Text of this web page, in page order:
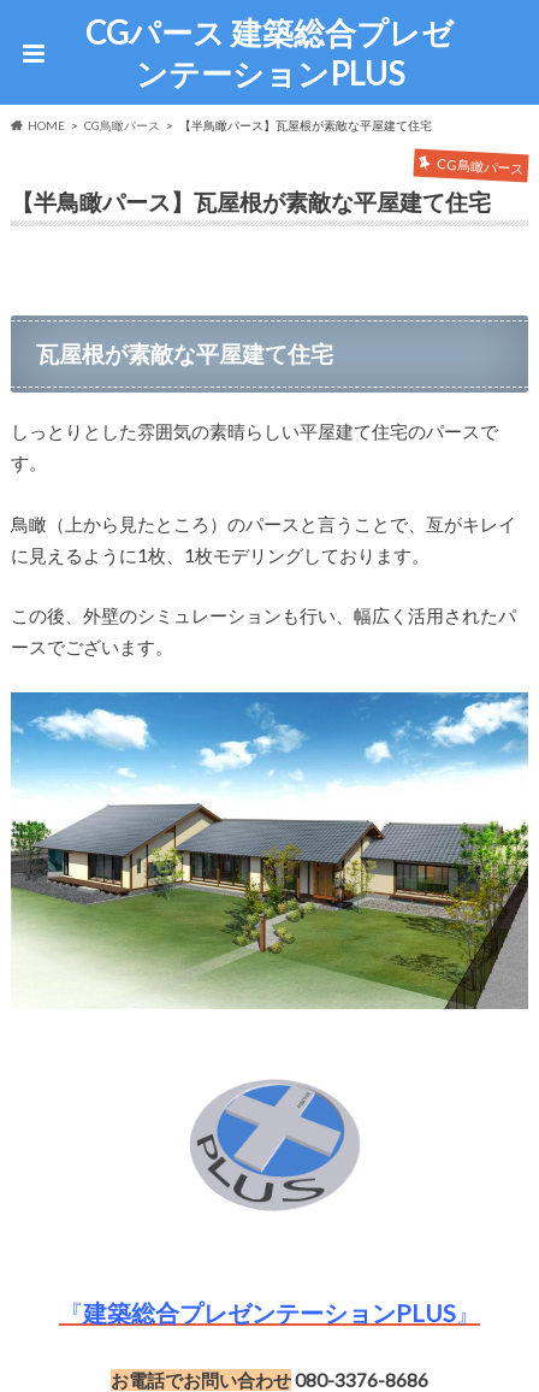
CGパース 建築総合プレゼ
ンテーションPLUS
HOME CG鳥瞰パース 【半鳥瞰パース】瓦屋根が素敵な平屋建て住宅
CG鳥瞰パース
【半鳥瞰パース】瓦屋根が素敵な平屋建て住宅
瓦屋根が素敵な平屋建て住宅
しっとりとした雰囲気の素晴らしい平屋建て住宅のパースで
す。
鳥瞰（上から見たところ）のパースと言うことで、亙がキレイ
に見えるように1枚、1枚モデリングしております。
この後、外壁のシミュレーションも行い、幅広く活用されたパ
ースでございます。
『建築総合プレゼンテーションPLUS』
お電話でお問い合わせ080-3376-8686